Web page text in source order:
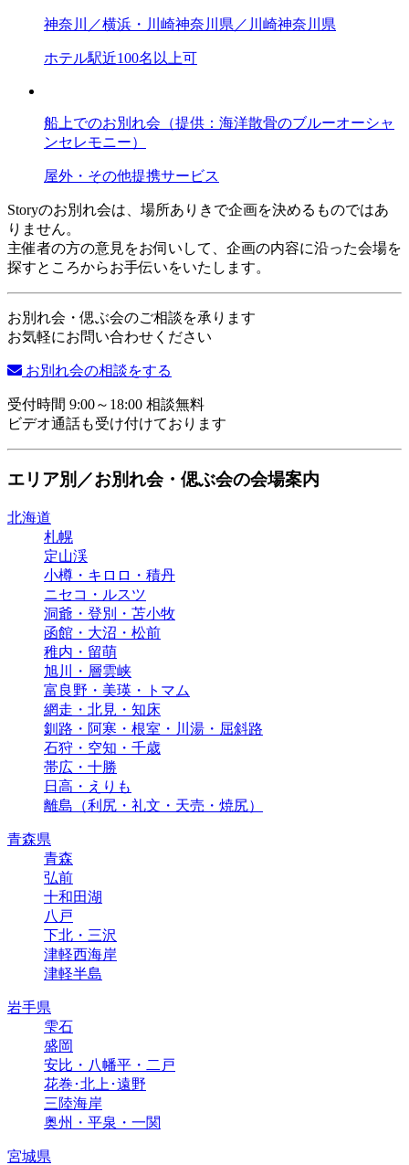
神奈川／横浜・川崎神奈川県／川崎神奈川県
ホテル駅近100名以上可
船上でのお別れ会（提供：海洋散骨のブルーオーシャ
ンセレモニー）
屋外・その他提携サービス
Storyのお別れ会は、場所ありきで企画を決めるものではあ
りません。
主催者の方の意見をお伺いして、企画の内容に沿った会場を
探すところからお手伝いをいたします。
お別れ会・偲ぶ会のご相談を承ります
お気軽にお問い合わせください
お別れ会の相談をする
受付時間 9:00～18:00 相談無料
ビデオ通話も受け付けております
エリア別／お別れ会・偲ぶ会の会場案内
北海道
札幌
定山渓
小樽・キロロ・積丹
ニセコ・ルスツ
洞爺・登別・苫小牧
函館・大沼・松前
稚内・留萌
旭川・層雲峡
富良野・美瑛・トマム
網走・北見・知床
釧路・阿寒・根室・川湯・屈斜路
石狩・空知・千歳
帯広・十勝
日高・えりも
離島（利尻・礼文・天売・焼尻）
青森県
青森
弘前
十和田湖
八戸
下北・三沢
津軽西海岸
津軽半島
岩手県
雫石
盛岡
安比・八幡平・二戸
花巻･北上･遠野
三陸海岸
奥州・平泉・一関
宮城県